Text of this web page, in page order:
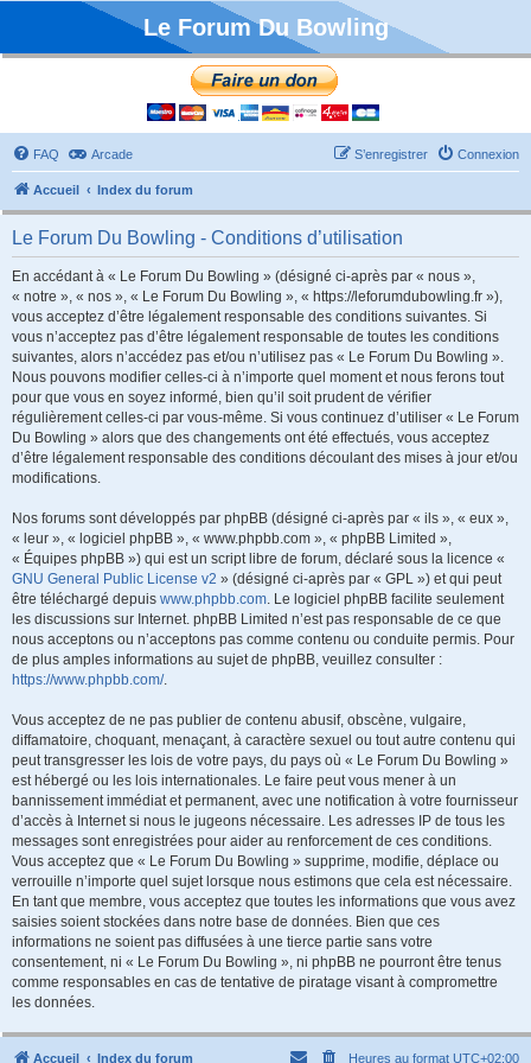
Le Forum Du Bowling
FAQ Arcade Connexion
S’enregistrer
Accueil Index du forum
Le Forum Du Bowling - Conditions d’utilisation
En accédant à « Le Forum Du Bowling » (désigné ci-après par « nous »,
« notre », « nos », « Le Forum Du Bowling », « https://leforumdubowling.fr »),
vous acceptez d’être légalement responsable des conditions suivantes. Si
vous n’acceptez pas d’être légalement responsable de toutes les conditions
suivantes, alors n’accédez pas et/ou n’utilisez pas « Le Forum Du Bowling ».
Nous pouvons modifier celles-ci à n’importe quel moment et nous ferons tout
pour que vous en soyez informé, bien qu’il soit prudent de vérifier
régulièrement celles-ci par vous-même. Si vous continuez d’utiliser « Le Forum
Du Bowling » alors que des changements ont été effectués, vous acceptez
d’être légalement responsable des conditions découlant des mises à jour et/ou
modifications.
Nos forums sont développés par phpBB (désigné ci-après par « ils », « eux »,
« leur », « logiciel phpBB », « www.phpbb.com », « phpBB Limited »,
« Équipes phpBB ») qui est un script libre de forum, déclaré sous la licence «
GNU General Public License v2 » (désigné ci-après par « GPL ») et qui peut
être téléchargé depuis www.phpbb.com. Le logiciel phpBB facilite seulement
les discussions sur Internet. phpBB Limited n’est pas responsable de ce que
nous acceptons ou n’acceptons pas comme contenu ou conduite permis. Pour
de plus amples informations au sujet de phpBB, veuillez consulter :
https://www.phpbb.com/.
Vous acceptez de ne pas publier de contenu abusif, obscène, vulgaire,
diffamatoire, choquant, menaçant, à caractère sexuel ou tout autre contenu qui
peut transgresser les lois de votre pays, du pays où « Le Forum Du Bowling »
est hébergé ou les lois internationales. Le faire peut vous mener à un
bannissement immédiat et permanent, avec une notification à votre fournisseur
d’accès à Internet si nous le jugeons nécessaire. Les adresses IP de tous les
messages sont enregistrées pour aider au renforcement de ces conditions.
Vous acceptez que « Le Forum Du Bowling » supprime, modifie, déplace ou
verrouille n’importe quel sujet lorsque nous estimons que cela est nécessaire.
En tant que membre, vous acceptez que toutes les informations que vous avez
saisies soient stockées dans notre base de données. Bien que ces
informations ne soient pas diffusées à une tierce partie sans votre
consentement, ni « Le Forum Du Bowling », ni phpBB ne pourront être tenus
comme responsables en cas de tentative de piratage visant à compromettre
les données.
Accueil Index du forum Heures au format UTC+02:00